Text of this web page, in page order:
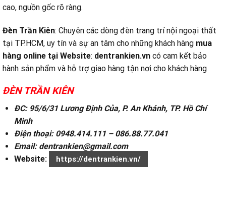
cao, nguồn gốc rõ ràng.
Đèn Trần Kiên: Chuyên các dòng đèn trang trí nội ngoại thất
tại TP.HCM, uy tín và sự an tâm cho những khách hàng mua
hàng online tại Website: dentrankien.vn có cam kết bảo
hành sản phẩm và hỗ trợ giao hàng tận nơi cho khách hàng
ĐÈN TRẦN KIÊN
ĐC: 95/6/31 Lương Định Của, P. An Khánh, TP. Hồ Chí
Minh
Điện thoại: 0948.414.111 – 086.88.77.041
Email: dentrankien@gmail.com
Website:
https://dentrankien.vn/